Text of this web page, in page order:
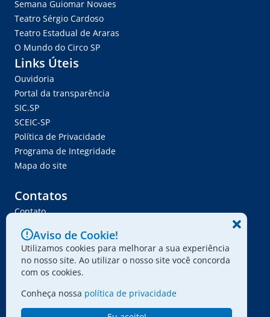
Semana Guiomar Novaes
Teatro Sérgio Cardoso
Teatro Estadual de Araras
O Mundo do Circo SP
Links Úteis
Ouvidoria
Portal da transparência
SIC.SP
SCEIC-SP
Política de Privacidade
Programa de Integridade
Mapa do site
Contatos
Contato
Ser Fornecedor
Envie seu projeto
Aviso de Cookie!
Utilizamos cookies para melhorar a sua experiência
no nosso site. Ao utilizar o nosso site você concorda
com os cookies.
Conheça nossa política de privacidade